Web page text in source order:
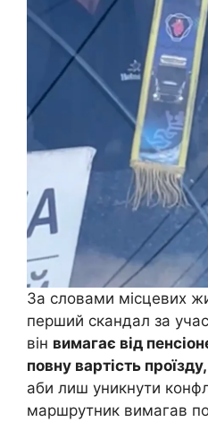
За словами місцевих
перший скандал за
він вимагає від
повну вартість проїзду,
аби лиш уникнути
маршрутник вимагав